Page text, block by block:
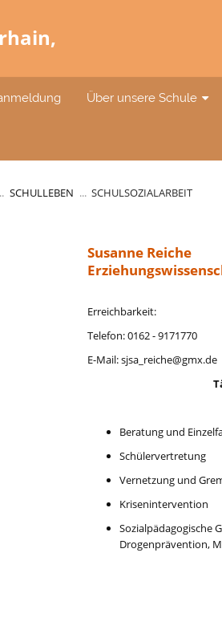
Über unsere Schule
SCHULLEBEN ... SCHULSOZIALARBEIT
Susanne Reiche
Erreichbarkeit:
Telefon: 0162 - 9171770
E-Mail: sjsa_reiche@gmx.de
Beratung und
Schülervertretung
Vernetzung und
Krisenintervention
Sozialpädagogische
Drogenprävention,